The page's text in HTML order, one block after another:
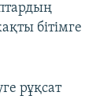
бітімге
рұқсат